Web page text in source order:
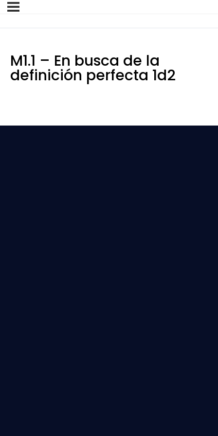
M1.1 – En busca de la
definición perfecta 1d2